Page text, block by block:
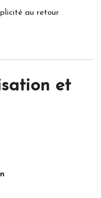
au retour
et